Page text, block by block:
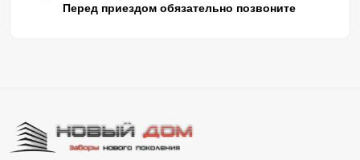
Перед приездом обязательно позвоните